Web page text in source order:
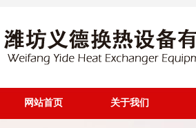
网站首页 关于我们